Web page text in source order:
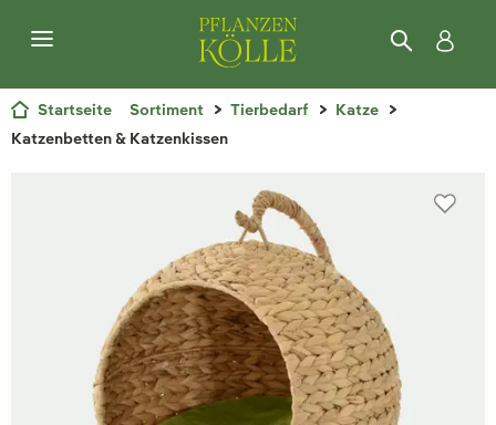
Startseite Sortiment Tierbedarf
Katze
Katzenbetten & Katzenkissen